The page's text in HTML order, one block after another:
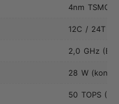
4nm TSMC
12C / 24T
2,0 GHz
28 W
50 TOPS